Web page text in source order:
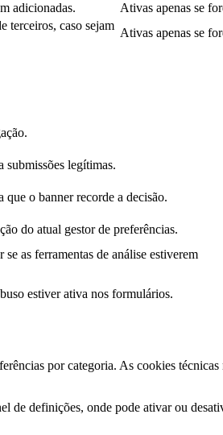
adicionadas.
Ativas apenas se
terceiros, caso sejam
Ativas apenas se
submissões legítimas.
o banner recorde a decisão.
do atual gestor de preferências.
as ferramentas de análise estiverem
estiver ativa nos formulários.
por categoria. As cookies técnicas
de definições, onde pode ativar ou